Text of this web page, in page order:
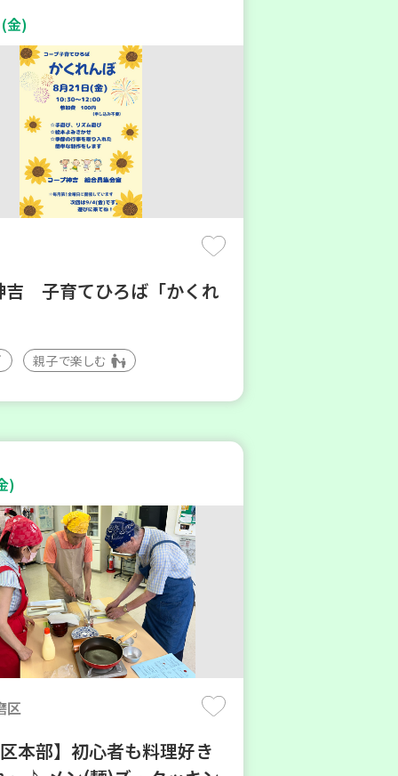
金)
吉 子育てひろば「かくれ
親子で楽しむ
)
区
本部】初心者も料理好き